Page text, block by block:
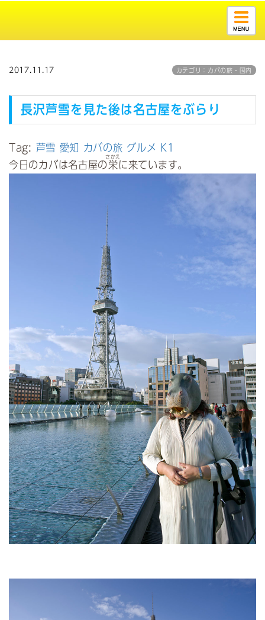
2017.11.17 カテゴリ：カバの旅・国内
長沢芦雪を見た後は名古屋をぶらり
Tag: 芦雪 愛知 カバの旅 グルメ
K1
今日のカバは名古屋の 栄
さかえ
に来ています。